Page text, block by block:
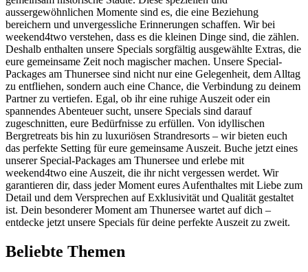
aussergewöhnlichen Momente sind es, die eine Beziehung
bereichern und unvergessliche Erinnerungen schaffen. Wir bei
weekend4two verstehen, dass es die kleinen Dinge sind, die zählen.
Deshalb enthalten unsere Specials sorgfältig ausgewählte Extras, die
eure gemeinsame Zeit noch magischer machen. Unsere Special-
Packages am Thunersee sind nicht nur eine Gelegenheit, dem Alltag
zu entfliehen, sondern auch eine Chance, die Verbindung zu deinem
Partner zu vertiefen. Egal, ob ihr eine ruhige Auszeit oder ein
spannendes Abenteuer sucht, unsere Specials sind darauf
zugeschnitten, eure Bedürfnisse zu erfüllen. Von idyllischen
Bergretreats bis hin zu luxuriösen Strandresorts – wir bieten euch
das perfekte Setting für eure gemeinsame Auszeit. Buche jetzt eines
unserer Special-Packages am Thunersee und erlebe mit
weekend4two eine Auszeit, die ihr nicht vergessen werdet. Wir
garantieren dir, dass jeder Moment eures Aufenthaltes mit Liebe zum
Detail und dem Versprechen auf Exklusivität und Qualität gestaltet
ist. Dein besonderer Moment am Thunersee wartet auf dich –
entdecke jetzt unsere Specials für deine perfekte Auszeit zu zweit.
Beliebte Themen